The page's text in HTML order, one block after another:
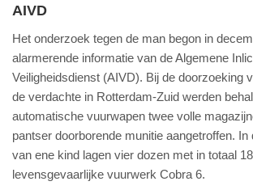
AIVD
Het onderzoek tegen de man begon in
alarmerende informatie van de Algemene
Veiligheidsdienst (AIVD). Bij de doorzoeking
de verdachte in Rotterdam-Zuid werden
automatische vuurwapen twee volle
pantser doorborende munitie aangetroffen.
van ene kind lagen vier dozen met in totaal
levensgevaarlijke vuurwerk Cobra 6.